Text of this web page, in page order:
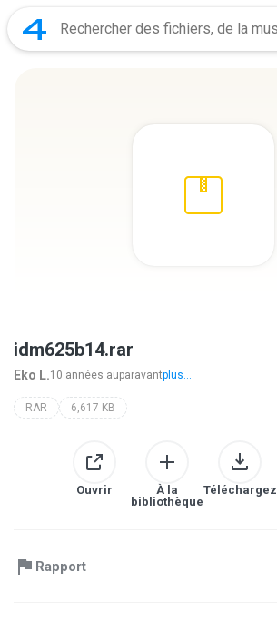
idm625b14.rar
Eko L.10 années auparavantplus...
RAR 6,617 KB
Ouvrir
À la
bibliothèque
Téléchargez
Rapport